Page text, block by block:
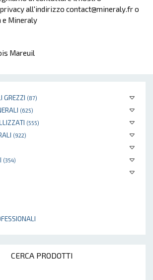
GREZZI (87)
(625)
(555)
(922)
(354)
CERCA PRODOTTI
all'indirizzo contact@mineraly.fr o
e Mineraly
Mareuil